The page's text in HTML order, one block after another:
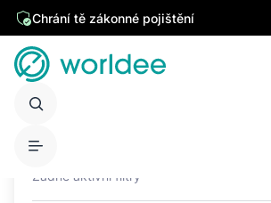
Chrání tě zákonné pojištění
Žádné aktivní filtry